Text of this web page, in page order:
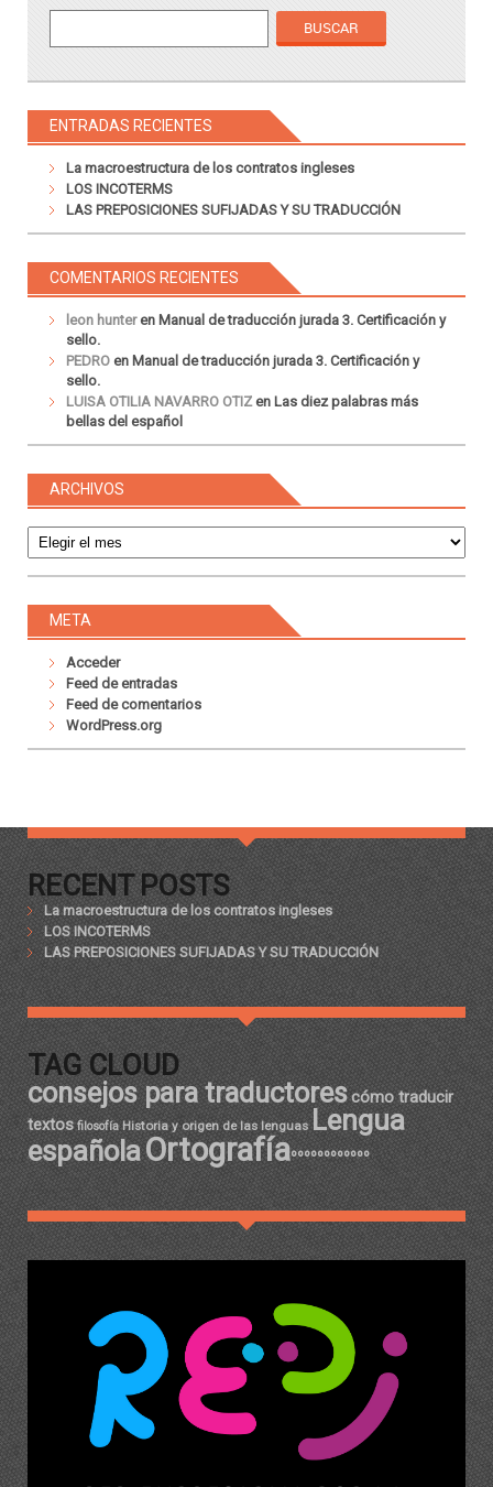
ENTRADAS RECIENTES
La macroestructura de los contratos ingleses
LOS INCOTERMS
LAS PREPOSICIONES SUFIJADAS Y SU TRADUCCIÓN
COMENTARIOS RECIENTES
leon hunteren Manual de traducción jurada 3. Certificación y
sello.
PEDRO en Manual de traducción jurada 3. Certificación y
sello.
LUISA OTILIA NAVARRO OTIZ en Las diez palabras más
bellas del español
ARCHIVOS
META
Acceder
Feed de entradas
Feed de comentarios
WordPress.org
RECENT POSTS
La macroestructura de los contratos ingleses
LOS INCOTERMS
LAS PREPOSICIONES SUFIJADAS Y SU TRADUCCIÓN
TAG CLOUD
consejos para traductorescómo traducir
textos filosofía Historia y origen de las lenguas Lengua
españolaOrtografíaºººººººººººº